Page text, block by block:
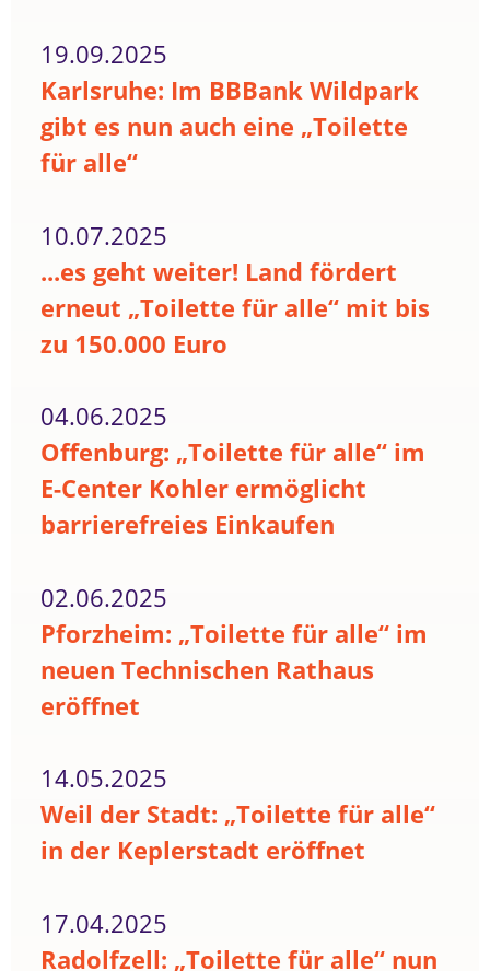
19.09.2025
Karlsruhe: Im BBBank Wildpark
gibt es nun auch eine „Toilette
für alle“
10.07.2025
...es geht weiter! Land fördert
erneut „Toilette für alle“ mit bis
zu 150.000 Euro
04.06.2025
Offenburg: „Toilette für alle“ im
E-Center Kohler ermöglicht
barrierefreies Einkaufen
02.06.2025
Pforzheim: „Toilette für alle“ im
neuen Technischen Rathaus
eröffnet
14.05.2025
Weil der Stadt: „Toilette für alle“
in der Keplerstadt eröffnet
17.04.2025
Radolfzell: „Toilette für alle“ nun